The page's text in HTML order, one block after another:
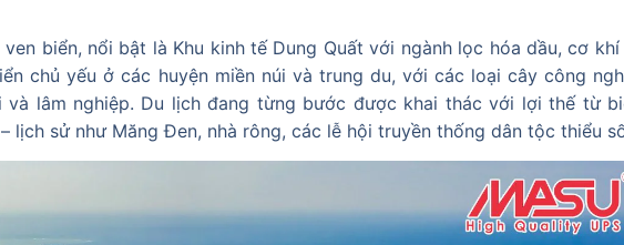
biển, nổi bật là Khu kinh tế Dung Quất với ngành lọc hóa dầu, cơ
chủ yếu ở các huyện miền núi và trung du, với các loại cây công
và lâm nghiệp. Du lịch đang từng bước được khai thác với lợi thế từ
lịch sử như Măng Đen, nhà rông, các lễ hội truyền thống dân tộc thiểu